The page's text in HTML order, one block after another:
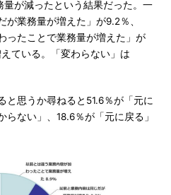
が減ったという結果だった。一
業務量が増えた」が9.2％、
ったことで業務量が増えた」が
ている。「変わらない」は
思うか尋ねると51.6％が「元に
ない」、18.6％が「元に戻る」